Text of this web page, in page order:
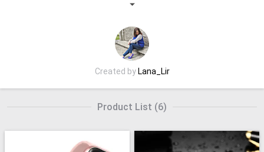
Created byLana_Lir
Product List (6)